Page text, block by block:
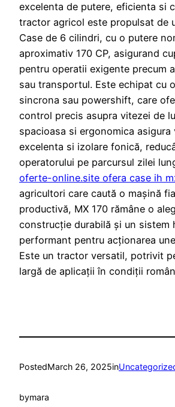
excelenta de putere, eficienta si
tractor agricol este propulsat de
Case de 6 cilindri, cu o putere
aproximativ 170 CP, asigurand
pentru operatii exigente precum
sau transportul. Este echipat cu
sincrona sau powershift, care
control precis asupra vitezei de
spacioasa si ergonomica
excelenta si izolare fonică,
operatorului pe parcursul zilei
oferte-online.site ofera case ih
agricultori care caută o mașină
productivă, MX 170 rămâne o
construcție durabilă și un sistem
performant pentru acționarea
Este un tractor versatil, potrivit
largă de aplicații în condiții
PostedMarch 26, 2025in
bymara